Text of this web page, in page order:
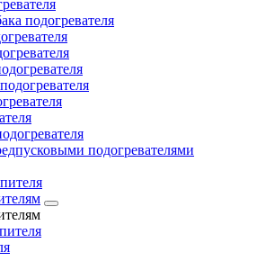
подогревателя
подогревателями